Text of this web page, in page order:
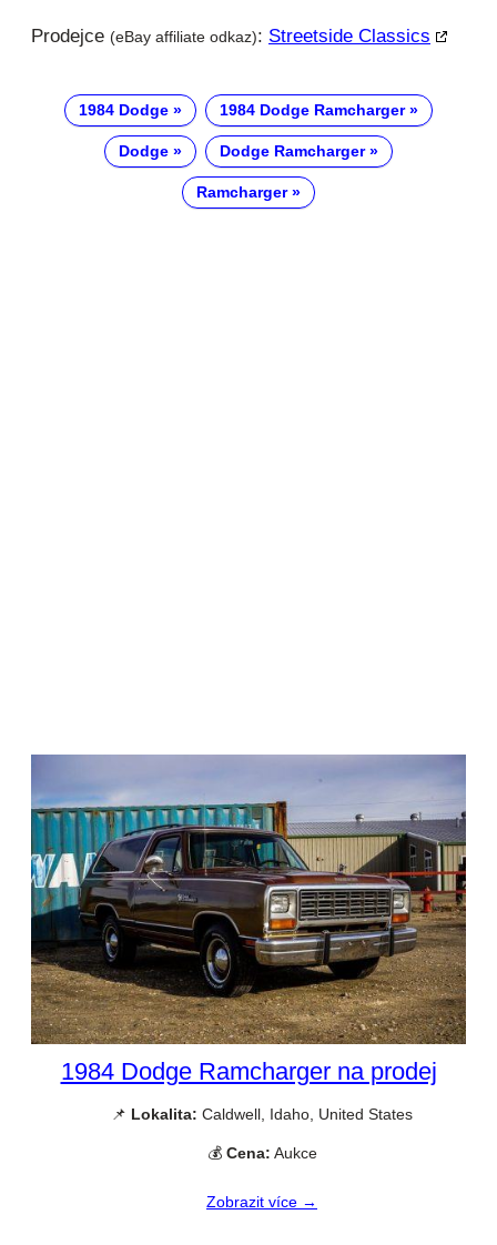
Prodejce (eBay affiliate odkaz): Streetside Classics
1984 Dodge 1984 Dodge Ramcharger
Dodge Dodge Ramcharger
Ramcharger
1984 Dodge Ramcharger na prodej
📌 Lokalita: Caldwell, Idaho, United States
💰 Cena: Aukce
Zobrazit více →